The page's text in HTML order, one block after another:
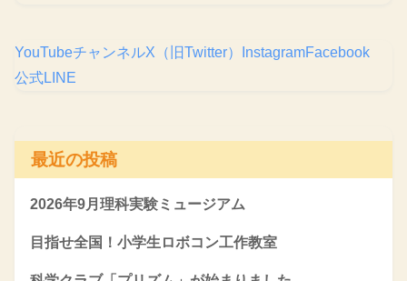
YouTubeチャンネルX（旧Twitter） InstagramFacebook
公式LINE
最近の投稿
2026年9月理科実験ミュージアム
目指せ全国！小学生ロボコン工作教室